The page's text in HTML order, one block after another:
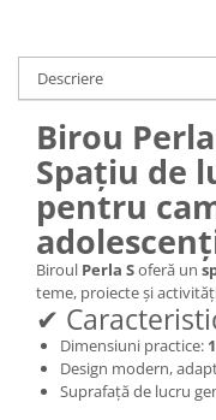
Descriere
Birou
Spațiu de
pentru
Biroul Perla Soferă un
teme, proiecte și
✔
Dimensiuni practice:
Design modern,
Suprafață de lucru